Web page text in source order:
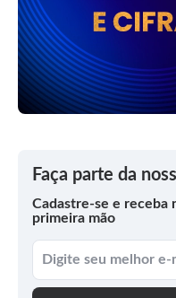
Faça parte da
Cadastre-se e receba
primeira mão